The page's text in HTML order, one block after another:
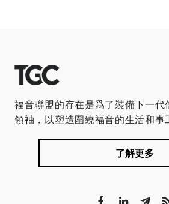
福音聯盟的存在是爲了裝備下一代
領袖，以塑造圍繞福音的生活和事
了解更多